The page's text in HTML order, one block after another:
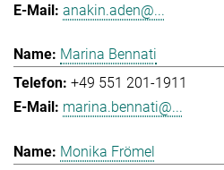
anakin.aden@...
Marina Bennati
+49 551 201-1911
marina.bennati@...
Monika Frömel